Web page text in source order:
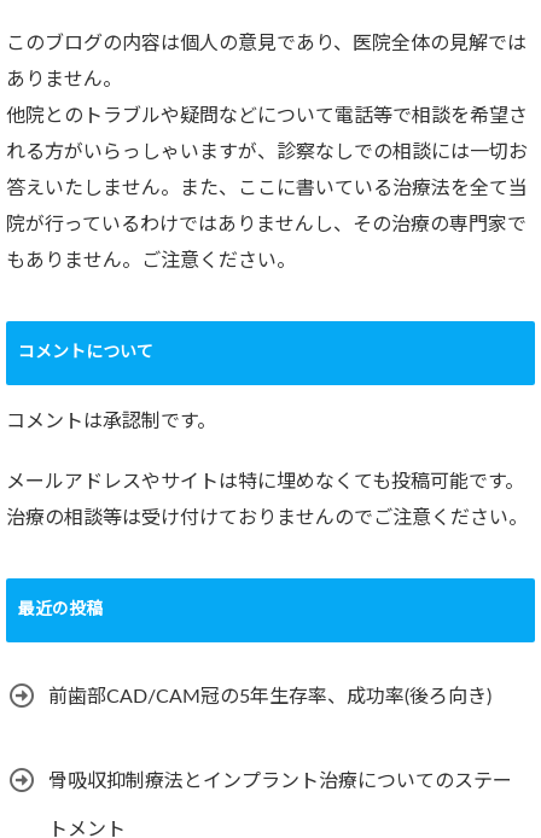
このブログの内容は個人の意見であり、医院全体の見解では
ありません。
他院とのトラブルや疑問などについて電話等で相談を希望さ
れる方がいらっしゃいますが、診察なしでの相談には一切お
答えいたしません。また、ここに書いている治療法を全て当
院が行っているわけではありませんし、その治療の専門家で
もありません。ご注意ください。
コメントについて
コメントは承認制です。
メールアドレスやサイトは特に埋めなくても投稿可能です。
治療の相談等は受け付けておりませんのでご注意ください。
最近の投稿
前歯部CAD/CAM冠の5年生存率、成功率(後ろ向き)
骨吸収抑制療法とインプラント治療についてのステー
トメント